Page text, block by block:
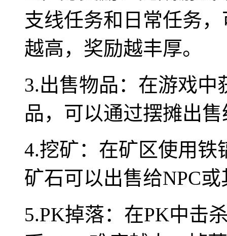
支线任务和日常任务
越高，奖励越丰厚。
3.出售物品：在游戏
品，可以通过摆摊出
4.挖矿：在矿区使用铁
矿石可以出售给NPC
5.PK掉落：在PK中击